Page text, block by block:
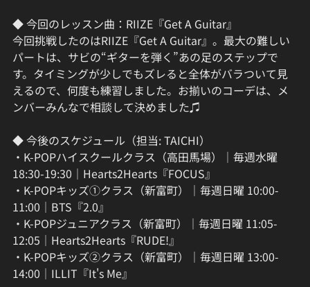
◆ 今回のレッスン曲：RIIZE『Get A Guitar』
今回挑戦したのはRIIZE『Get A Guitar』。最大の難しい
パートは、サビの“ギターを弾く”あの足のステップで
す。タイミングが少しでもズレると全体がバラついて見
えるので、何度も練習しました。お揃いのコーデは、メ
ンバーみんなで相談して決めました♫
◆ 今後のスケジュール（担当: TAICHI）
・K-POPハイスクールクラス（高田馬場）｜毎週水曜
18:30-19:30｜Hearts2Hearts『FOCUS』
・K-POPキッズ①クラス（新富町）｜毎週日曜 10:00-
11:00｜BTS『2.0』
・K-POPジュニアクラス（新富町）｜毎週日曜 11:05-
12:05｜Hearts2Hearts『RUDE!』
・K-POPキッズ②クラス（新富町）｜毎週日曜 13:00-
14:00｜ILLIT『It's Me』